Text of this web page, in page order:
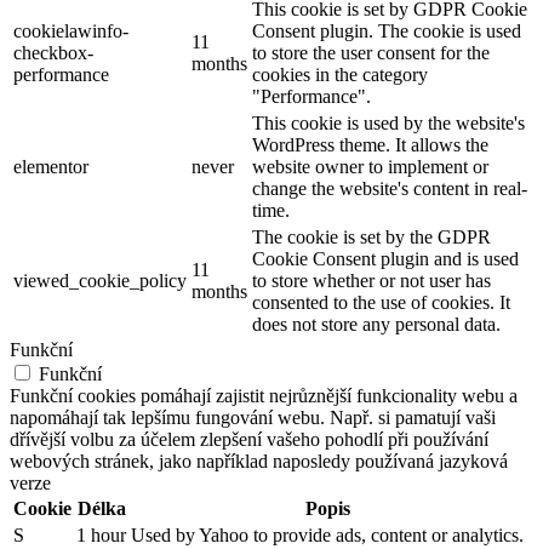
cookielawinfo-
checkbox-
performance
11
months
This cookie is set by GDPR Cookie
Consent plugin. The cookie is used
to store the user consent for the
cookies in the category
"Performance".
elementor never
This cookie is used by the website's
WordPress theme. It allows the
website owner to implement or
change the website's content in real-
time.
viewed_cookie_policy
11
months
The cookie is set by the GDPR
Cookie Consent plugin and is used
to store whether or not user has
consented to the use of cookies. It
does not store any personal data.
Funkční
Funkční
Funkční cookies pomáhají zajistit nejrůznější funkcionality webu a
napomáhají tak lepšímu fungování webu. Např. si pamatují vaši
dřívější volbu za účelem zlepšení vašeho pohodlí při používání
webových stránek, jako například naposledy používaná jazyková
verze
Cookie Délka
Popis
S
1 hour Used by Yahoo to provide ads, content or analytics.